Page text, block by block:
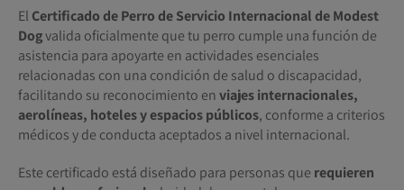
El Certificado de Perro de Servicio Internacional de Modest
Dogvalida oficialmente que tu perro cumple una función de
asistencia para apoyarte en actividades esenciales
relacionadas con una condición de salud o discapacidad,
facilitando su reconocimiento enviajes internacionales,
aerolíneas, hoteles y espacios públicos, conforme a criterios
médicos y de conducta aceptados a nivel internacional.
Este certificado está diseñado para personas que requieren